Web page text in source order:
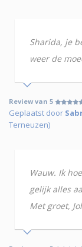
Sharida, je
weer de
Review van 5
Geplaatst door
Terneuzen)
Wauw. Ik
gelijk alles
Met groet,